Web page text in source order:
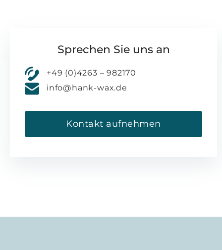
Sprechen Sie uns an
+49 (0)4263 – 982170
info@hank-wax.de
Kontakt aufnehmen